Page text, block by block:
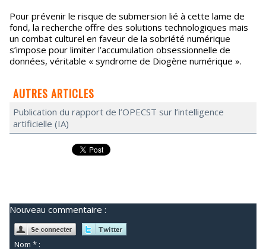
Pour prévenir le risque de submersion lié à cette lame de
fond, la recherche offre des solutions technologiques mais
un combat culturel en faveur de la sobriété numérique
s’impose pour limiter l’accumulation obsessionnelle de
données, véritable « syndrome de Diogène numérique ».
AUTRES ARTICLES
Publication du rapport de l’OPECST sur l’intelligence
artificielle (IA)
Nouveau commentaire :
Nom * :